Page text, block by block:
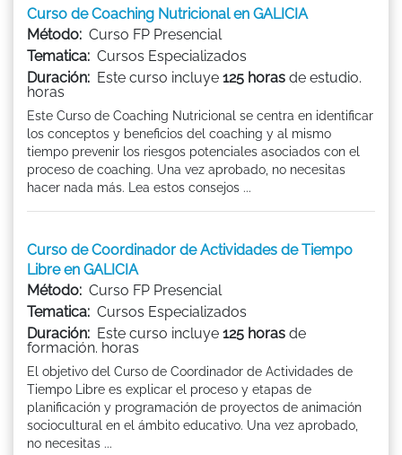
Curso de Coaching Nutricional en GALICIA
Método: Curso FP Presencial
Tematica: Cursos Especializados
Duración: Este curso incluye 125 horas de estudio.
horas
Este Curso de Coaching Nutricional se centra en identificar
los conceptos y beneficios del coaching y al mismo
tiempo prevenir los riesgos potenciales asociados con el
proceso de coaching. Una vez aprobado, no necesitas
hacer nada más. Lea estos consejos ...
Curso de Coordinador de Actividades de Tiempo
Libre en GALICIA
Método: Curso FP Presencial
Tematica: Cursos Especializados
Duración: Este curso incluye 125 horas de
formación. horas
El objetivo del Curso de Coordinador de Actividades de
Tiempo Libre es explicar el proceso y etapas de
planificación y programación de proyectos de animación
sociocultural en el ámbito educativo. Una vez aprobado,
no necesitas ...